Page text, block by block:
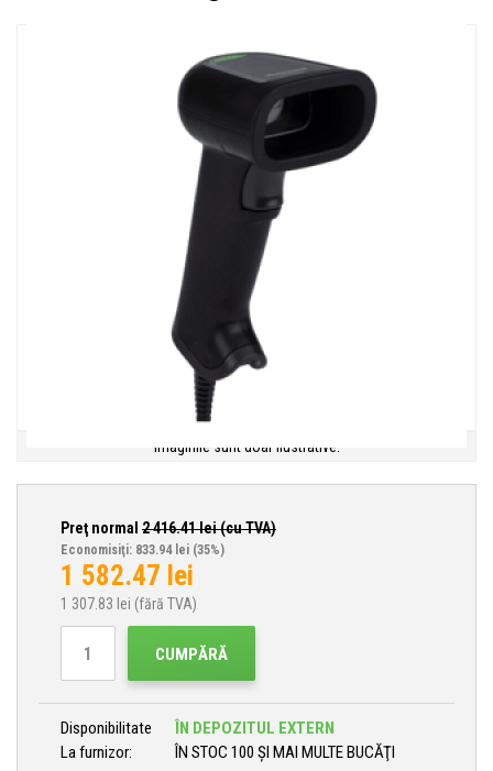
Imaginile sunt doar ilustrative.
Preţ normal 2 416.41lei (cu TVA)
Economisiţi: 833.94 lei (35%)
1 582.47 lei
1 307.83 lei (fără TVA)
CUMPĂRĂ
Disponibilitate
ÎN DEPOZITUL EXTERN
La furnizor:
ÎN STOC 100 ȘI MAI MULTE BUCĂŢI